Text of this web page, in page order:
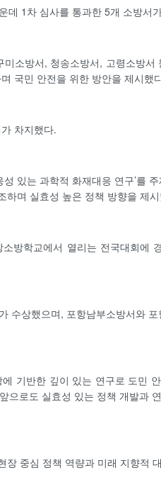
데 1차 심사를 통과한 5개 소방서
소방서, 청송소방서, 고령소방
국민 안전을 위한 방안을 제시했
차지했다.
있는 과학적 화재대응 연구’를
하며 실효성 높은 정책 방향을 제
방학교에서 열리는 전국대회에
수상했으며, 포항남부소방서와
기반한 깊이 있는 연구로 도민
으로도 실효성 있는 정책 개발과
장 중심 정책 역량과 미래 지향적